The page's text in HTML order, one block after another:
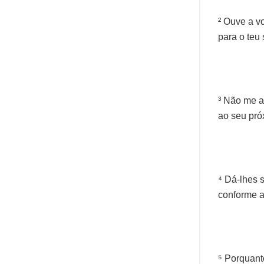
² Ouve a
para o teu
³ Não me
ao seu
⁴ Dá-lhes
conforme
⁵